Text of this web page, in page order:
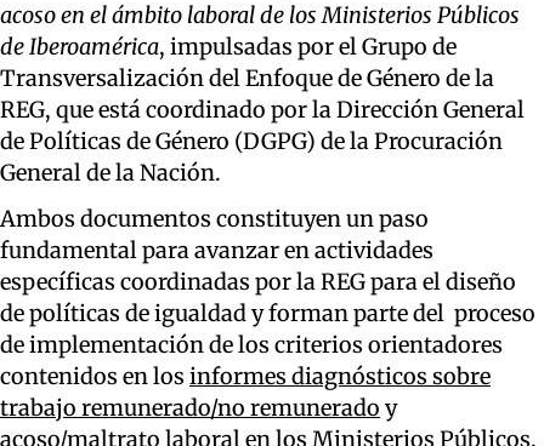
acoso en el ámbito laboral de los Ministerios Públicos
de Iberoamérica, impulsadas por el Grupo de
Transversalización del Enfoque de Género de la
REG, que está coordinado por la Dirección General
de Políticas de Género (DGPG) de la Procuración
General de la Nación.
Ambos documentos constituyen un paso
fundamental para avanzar en actividades
específicas coordinadas por la REG para el diseño
de políticas de igualdad y forman parte del proceso
de implementación de los criterios orientadores
contenidos en los informes diagnósticos sobre
trabajo remunerado/no remunerado y
acoso/maltrato laboral en los Ministerios Públicos.